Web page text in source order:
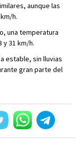
aunque las
h.
una temperatura
y 31 km/h.
estable, sin lluvias
gran parte del